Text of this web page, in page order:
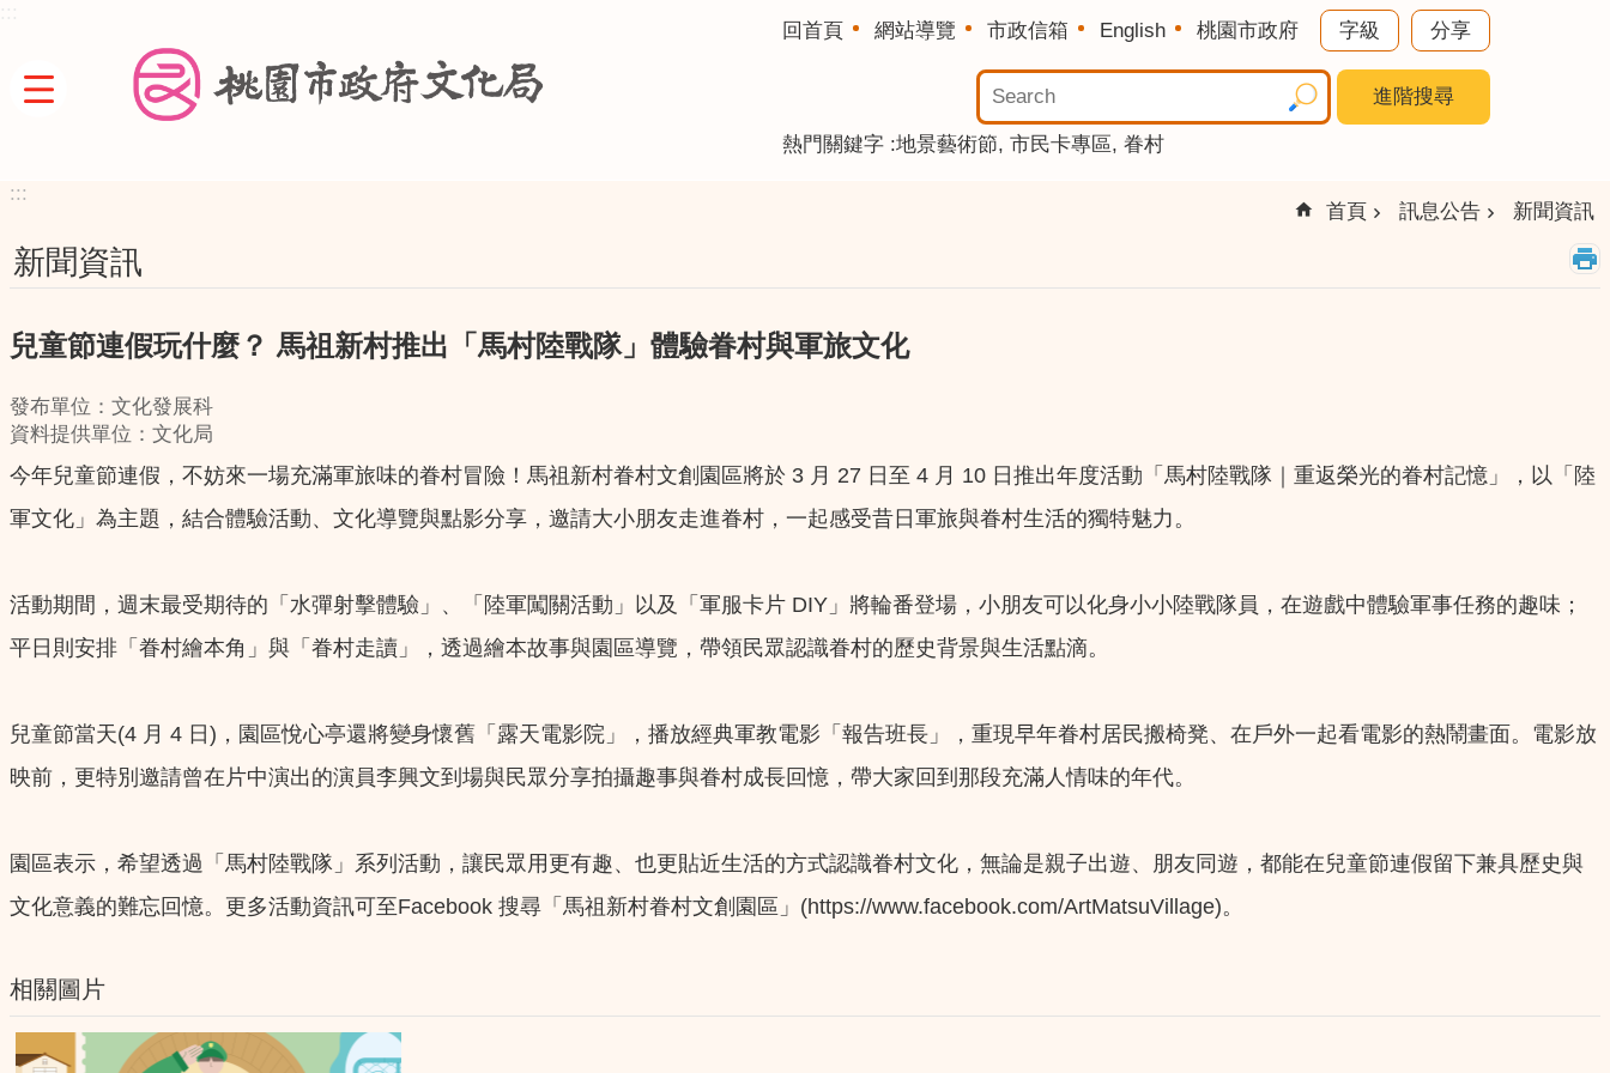
回首頁 網站導覽 市政信箱 English 桃園市政府 字級 分享
進階搜尋
熱門關鍵字 地景藝術節 市民卡專區 眷村
:::
首頁 訊息公告 新聞資訊
新聞資訊
兒童節連假玩什麼？ 馬祖新村推出「馬村陸戰隊」體驗眷村與軍旅文化
發布單位：文化發展科
資料提供單位：文化局
今年兒童節連假，不妨來一場充滿軍旅味的眷村冒險！馬祖新村眷村文創園區將於 3 月 27 日至 4 月 10 日推出年度活動「馬村陸戰隊｜重返榮光的眷村記憶」，以「陸
軍文化」為主題，結合體驗活動、文化導覽與點影分享，邀請大小朋友走進眷村，一起感受昔日軍旅與眷村生活的獨特魅力。
活動期間，週末最受期待的「水彈射擊體驗」、「陸軍闖關活動」以及「軍服卡片 DIY」將輪番登場，小朋友可以化身小小陸戰隊員，在遊戲中體驗軍事任務的趣味；
平日則安排「眷村繪本角」與「眷村走讀」，透過繪本故事與園區導覽，帶領民眾認識眷村的歷史背景與生活點滴。
兒童節當天(4 月 4 日)，園區悅心亭還將變身懷舊「露天電影院」，播放經典軍教電影「報告班長」，重現早年眷村居民搬椅凳、在戶外一起看電影的熱鬧畫面。電影放
映前，更特別邀請曾在片中演出的演員李興文到場與民眾分享拍攝趣事與眷村成長回憶，帶大家回到那段充滿人情味的年代。
園區表示，希望透過「馬村陸戰隊」系列活動，讓民眾用更有趣、也更貼近生活的方式認識眷村文化，無論是親子出遊、朋友同遊，都能在兒童節連假留下兼具歷史與
文化意義的難忘回憶。更多活動資訊可至Facebook 搜尋「馬祖新村眷村文創園區」(https://www.facebook.com/ArtMatsuVillage)。
相關圖片